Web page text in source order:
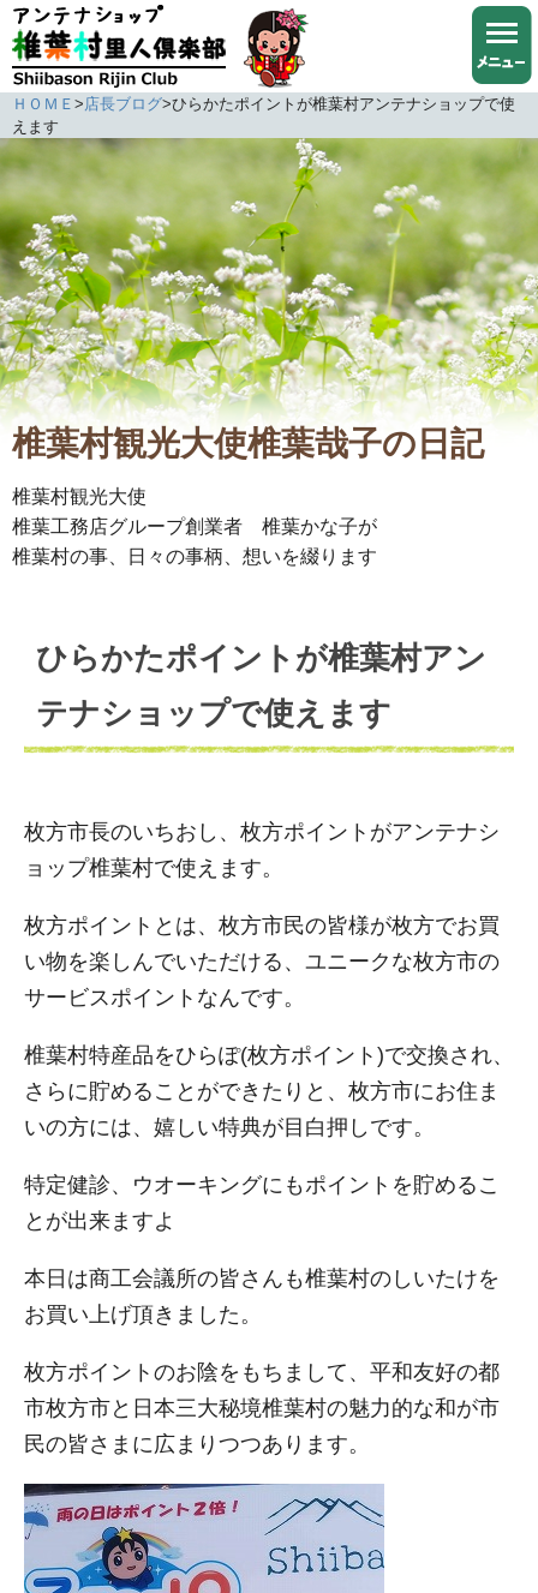
ＨＯＭＥ >店長ブログ>ひらかたポイントが椎葉村アンテナショップで使
えます
椎葉村観光大使椎葉哉子の日記
椎葉村観光大使
椎葉工務店グループ創業者 椎葉かな子が
椎葉村の事、日々の事柄、想いを綴ります
ひらかたポイントが椎葉村アン
テナショップで使えます
枚方市長のいちおし、枚方ポイントがアンテナシ
ョップ椎葉村で使えます。
枚方ポイントとは、枚方市民の皆様が枚方でお買
い物を楽しんでいただける、ユニークな枚方市の
サービスポイントなんです。
椎葉村特産品をひらぽ(枚方ポイント)で交換され、
さらに貯めることができたりと、枚方市にお住ま
いの方には、嬉しい特典が目白押しです。
特定健診、ウオーキングにもポイントを貯めるこ
とが出来ますよ
本日は商工会議所の皆さんも椎葉村のしいたけを
お買い上げ頂きました。
枚方ポイントのお陰をもちまして、平和友好の都
市枚方市と日本三大秘境椎葉村の魅力的な和が市
民の皆さまに広まりつつあります。